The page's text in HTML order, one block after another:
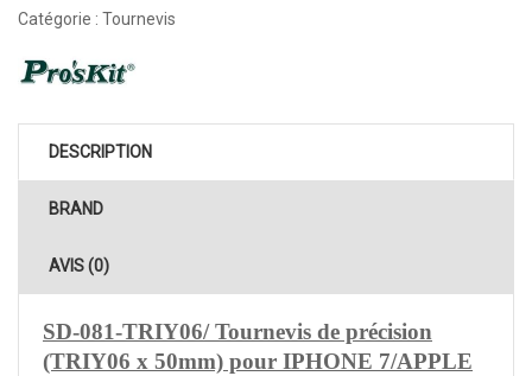
Catégorie : Tournevis
DESCRIPTION
BRAND
AVIS (0)
SD-081-TRIY06/ Tournevis de précision
(TRIY06 x 50mm) pour IPHONE 7/APPLE